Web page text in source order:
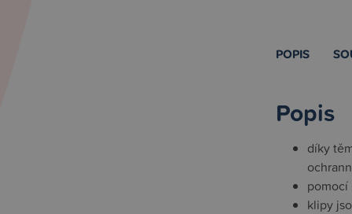
POPIS
Popis
díky
pomocí
klipy